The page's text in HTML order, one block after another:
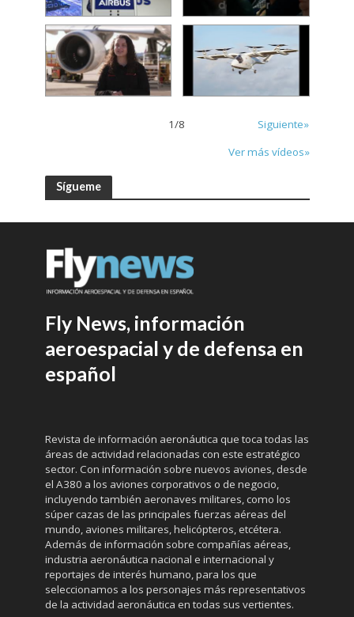
1/8
Siguiente»
Ver más vídeos»
Sígueme
Fly News, información
aeroespacial y de defensa en
español
Revista de información aeronáutica que toca todas las
áreas de actividad relacionadas con este estratégico
sector. Con información sobre nuevos aviones, desde
el A380 a los aviones corporativos o de negocio,
incluyendo también aeronaves militares, como los
súper cazas de las principales fuerzas aéreas del
mundo, aviones militares, helicópteros, etcétera.
Además de información sobre compañías aéreas,
industria aeronáutica nacional e internacional y
reportajes de interés humano, para los que
seleccionamos a los personajes más representativos
de la actividad aeronáutica en todas sus vertientes.